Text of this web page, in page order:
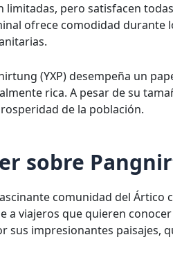
pero satisfacen
ofrece comodidad durante
(YXP) desempeña un
rica. A pesar de su
de la población.
sobre
comunidad del Ártico
a viajeros que quieren
sus impresionantes paisajes,